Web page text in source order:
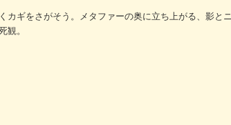
ギをさがそう。メタファーの奥に立ち上がる、影とニ
観。